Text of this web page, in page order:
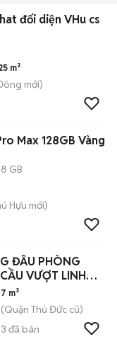
đối diện VHu cs
m²
mới)
Max 128GB Vàng
GB
Hựu mới)
ĐẦU PHÒNG
VƯỢT LINH
m²
Thủ Đức cũ)
đã bán